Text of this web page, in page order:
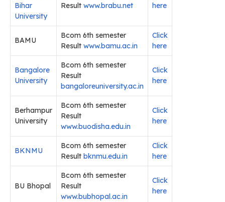
Bihar
University
Result www.brabu.net
here
BAMU
Bcom 6th semester
Result www.bamu.ac.in
Click
here
Bangalore
University
Bcom 6th semester
Result
bangaloreuniversity.ac.in
Click
here
Berhampur
University
Bcom 6th semester
Result
www.buodisha.edu.in
Click
here
BKNMU
Bcom 6th semester
Result bknmu.edu.in
Click
here
BU Bhopal
Bcom 6th semester
Result
www.bubhopal.ac.in
Click
here